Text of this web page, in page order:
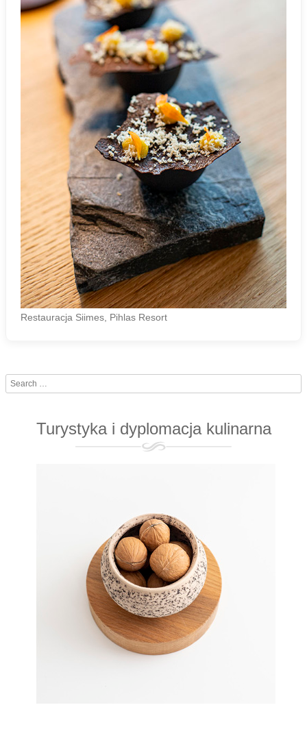
Restauracja Siimes, Pihlas Resort
Search
Turystyka i dyplomacja kulinarna